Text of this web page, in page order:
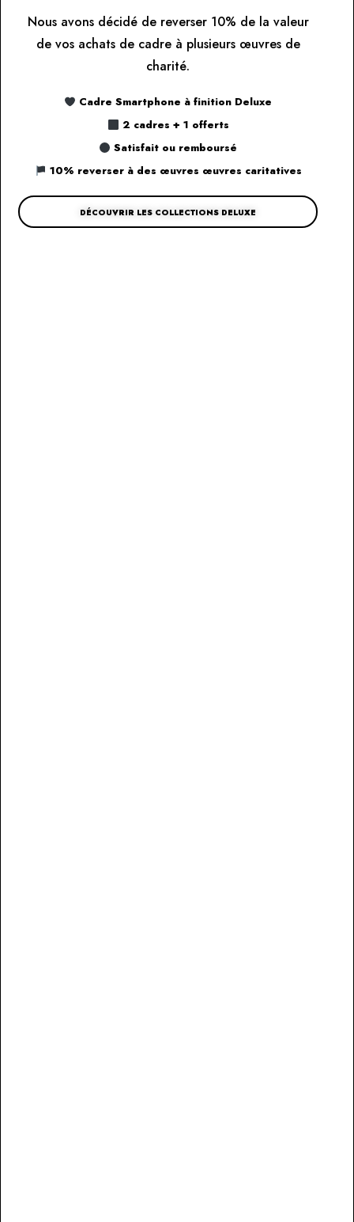
Nous avons décidé de reverser 10% de la valeur
de vos achats de cadre à plusieurs œuvres de
charité.
Cadre Smartphone à finition Deluxe
2 cadres + 1 offerts
Satisfait ou remboursé
10% reverser à des œuvres œuvres caritatives
DÉCOUVRIR LES COLLECTIONS DELUXE